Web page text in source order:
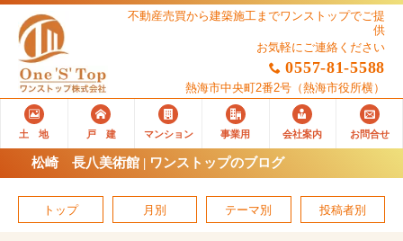
不動産売買から建築施工までワンストップでご提
供
お気軽にご連絡ください
0557-81-5588
熱海市中央町2番2号 （熱海市役所横）
土 地 戸 建 マンション 事業用 会社案内 お問合せ
松崎 長八美術館 | ワンストップのブログ
トップ 月別 テーマ別 投稿者別